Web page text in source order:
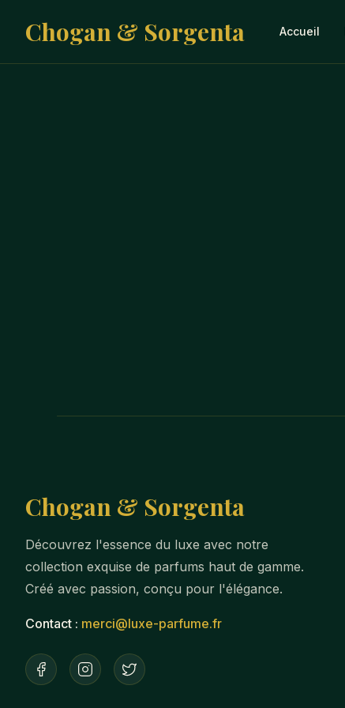
Chogan & Sorgenta Accueil
Chogan & Sorgenta
Découvrez l'essence du luxe avec notre
collection exquise de parfums haut de gamme.
Créé avec passion, conçu pour l'élégance.
Contact : merci@luxe-parfume.fr